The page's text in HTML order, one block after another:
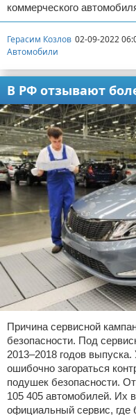
коммерческого
Герасим Козлов 02-09-2022
Автомобили
В РФ отзывают
Причина сервисной
безопасности. Под
2013–2018 годов
ошибочно загораться
подушек безопасности.
105 405 автомобилей. Их
официальный сервис, где